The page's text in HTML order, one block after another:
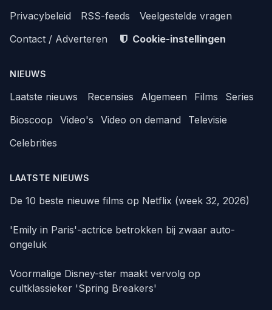
Privacybeleid
RSS-feeds
Veelgestelde vragen
Contact / Adverteren
Cookie-instellingen
NIEUWS
Laatste nieuws Recensies Algemeen Films
Series
Bioscoop
Video's Video on demand
Televisie
Celebrities
LAATSTE NIEUWS
De 10 beste nieuwe films op Netflix (week 32, 2026)
'Emily in Paris'-actrice betrokken bij zwaar auto-
ongeluk
Voormalige Disney-ster maakt vervolg op
cultklassieker 'Spring Breakers'